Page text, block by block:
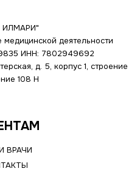
деятельности
ИНН: 7802949692
д. 5, корпус 1, строение
108 Н
ВРАЧИ